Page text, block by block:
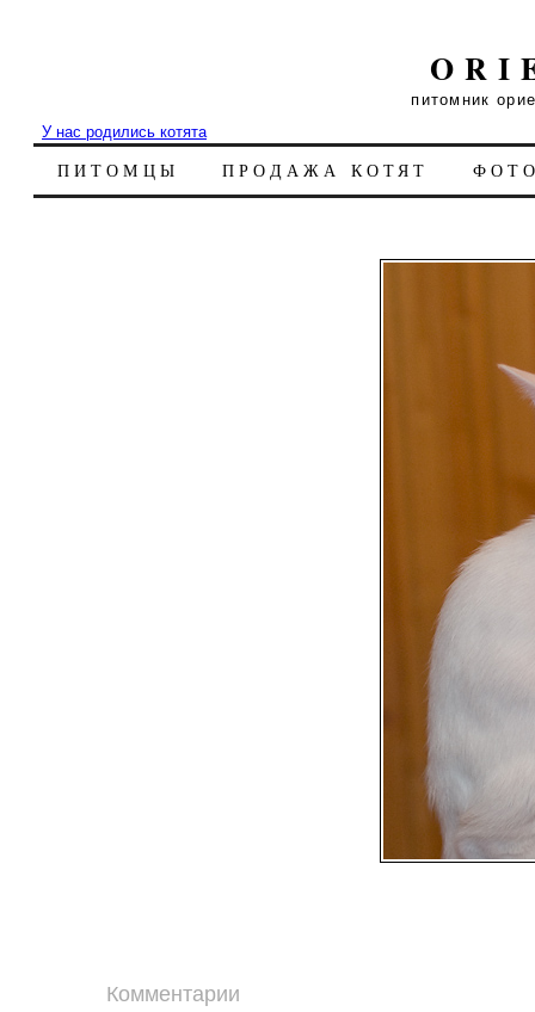
питомник
У нас родились котята
ПИТОМЦЫ ПРОДАЖА КОТЯТ
Комментарии